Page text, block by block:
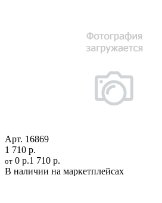
Арт. 16869
1 710 р.
от 0 р.1 710 р.
В наличии на маркетплейсах